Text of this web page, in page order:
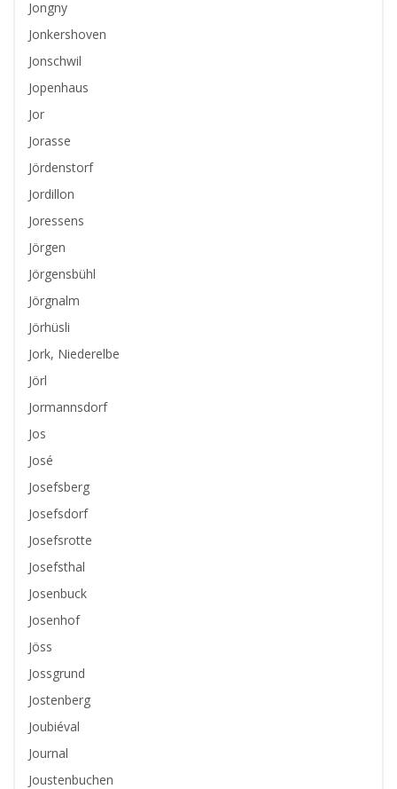
Jongny
Jonkershoven
Jonschwil
Jopenhaus
Jor
Jorasse
Jördenstorf
Jordillon
Joressens
Jörgen
Jörgensbühl
Jörgnalm
Jörhüsli
Jork, Niederelbe
Jörl
Jormannsdorf
Jos
José
Josefsberg
Josefsdorf
Josefsrotte
Josefsthal
Josenbuck
Josenhof
Jöss
Jossgrund
Jostenberg
Joubiéval
Journal
Joustenbuchen